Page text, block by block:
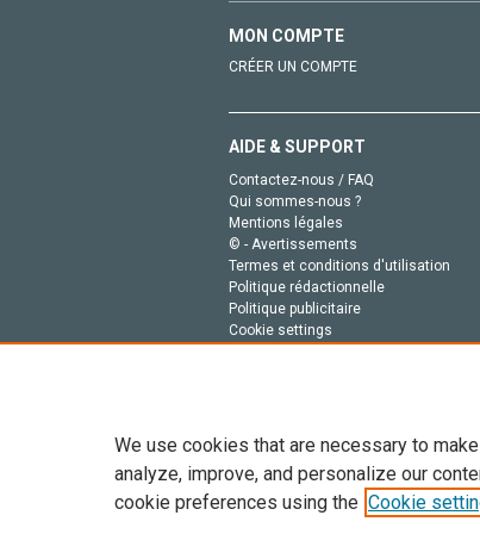
MON COMPTE
CRÉER UN COMPTE
AIDE & SUPPORT
Contactez-nous / FAQ
Qui sommes-nous ?
Mentions légales
© - Avertissements
Termes et conditions d'utilisation
Politique rédactionnelle
Politique publicitaire
Cookie settings
Tout le contenu de ce site: Copyright ©
de données, a la formation en IA et
We use cookies that are necessary to
analyze, improve, and personalize our
cookie preferences using the Cookie